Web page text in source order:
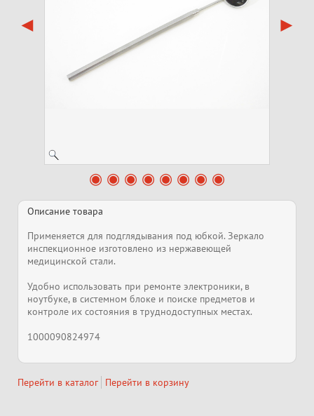
Описание товара
Применяется для подглядывания под юбкой. Зеркало
инспекционное изготовлено из нержавеющей
медицинской стали.
Удобно использовать при ремонте электроники, в
ноутбуке, в системном блоке и поиске предметов и
контроле их состояния в труднодоступных местах.
1000090824974
Перейти в каталог Перейти в корзину